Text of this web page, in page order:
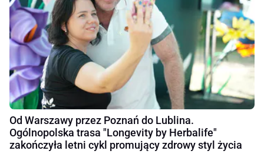
Od Warszawy przez Poznań do Lublina.
Ogólnopolska trasa "Longevity by Herbalife"
zakończyła letni cykl promujący zdrowy styl życia